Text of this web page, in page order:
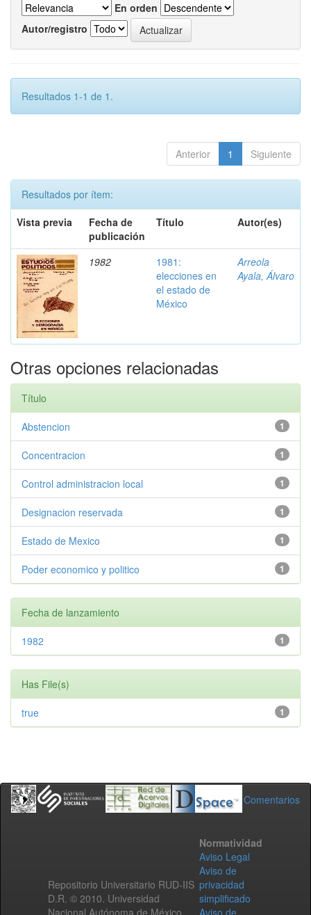
En orden
Autor/registro
Resultados 1-1 de 1.
Anterior 1 Siguiente
Resultados por ítem:
Vista previa
Fecha de
publicación
Título Autor(es)
1982
1981:
elecciones en
el estado de
México
Arreola
Ayala, Álvaro
Otras opciones relacionadas
Título
1
Abstencion
1
Concentracion
1
Control administracion local
1
Designacion reservada
1
Estado de Mexico
1
Poder economico y politico
Fecha de lanzamiento
1
1982
Has File(s)
1
true
Comentarios
Repositorio Universitario RUD-IIS
D.R. © 2010. Universidad
Nacional Autónoma de México.
Normatividad
Aviso Legal
Aviso de
privacidad
simplificado
Aviso de